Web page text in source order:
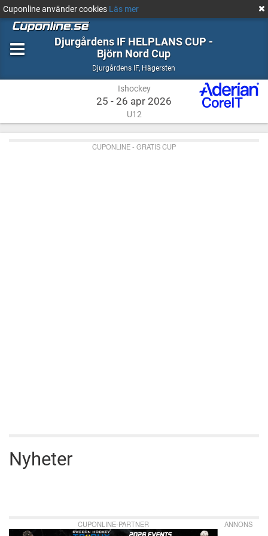
Cuponline använder cookies Läs mer
Djurgårdens IF HELPLANS CUP -
Björn Nord Cup
Djurgårdens IF, Ishockey
Hägersten
Ishockey
25 - 26 apr 2026
U12
CUPONLINE - GRATIS CUP
Nyheter
CUPONLINE-PARTNER ANNONS